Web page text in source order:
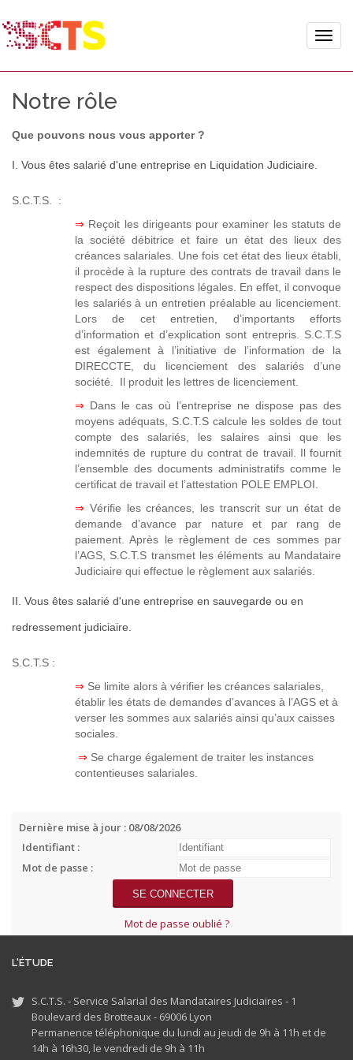
Toggle
Notre rôle
Que pouvons nous vous apporter ?
I. Vous êtes salarié d'une entreprise en Liquidation Judiciaire.
S.C.T.S. :
⇒ Reçoit les dirigeants pour examiner les statuts de
la société débitrice et faire un état des lieux des
créances salariales. Une fois cet état des lieux établi,
il procède à la rupture des contrats de travail dans le
respect des dispositions légales. En effet, il convoque
les salariés à un entretien préalable au licenciement.
Lors de cet entretien, d’importants efforts
d’information et d’explication sont entrepris. S.C.T.S
est également à l’initiative de l’information de la
DIRECCTE, du licenciement des salariés d’une
société. Il produit les lettres de licenciement.
⇒ Dans le cas où l’entreprise ne dispose pas des
moyens adéquats, S.C.T.S calcule les soldes de tout
compte des salariés, les salaires ainsi que les
indemnités de rupture du contrat de travail. Il fournit
l’ensemble des documents administratifs comme le
certificat de travail et l’attestation POLE EMPLOI.
⇒ Vérifie les créances, les transcrit sur un état de
demande d’avance par nature et par rang de
paiement. Après le règlement de ces sommes par
l’AGS, S.C.T.S transmet les éléments au Mandataire
Judiciaire qui effectue le règlement aux salariés.
II. Vous êtes salarié d'une entreprise en sauvegarde ou en
redressement judiciaire.
S.C.T.S :
⇒ Se limite alors à vérifier les créances salariales,
établir les états de demandes d’avances à l’AGS et à
verser les sommes aux salariés ainsi qu’aux caisses
sociales.
⇒ Se charge également de traiter les instances
contentieuses salariales.
Dernière mise à jour : 08/08/2026
Identifiant :
Mot de passe :
Mot de passe oublié ?
L'ÉTUDE
S.C.T.S. - Service Salarial des Mandataires Judiciaires - 1
Boulevard des Brotteaux - 69006 Lyon
Permanence téléphonique du lundi au jeudi de 9h à 11h et de
14h à 16h30, le vendredi de 9h à 11h